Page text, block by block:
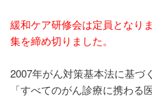
緩和ケア研修会は定員となり
集を締め切りました。
2007年がん対策基本法に基づ
「すべてのがん診療に携わ